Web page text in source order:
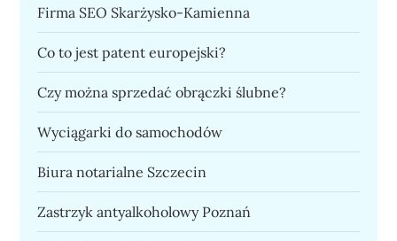
Firma SEO Skarżysko-Kamienna
Co to jest patent europejski?
Czy można sprzedać obrączki ślubne?
Wyciągarki do samochodów
Biura notarialne Szczecin
Zastrzyk antyalkoholowy Poznań